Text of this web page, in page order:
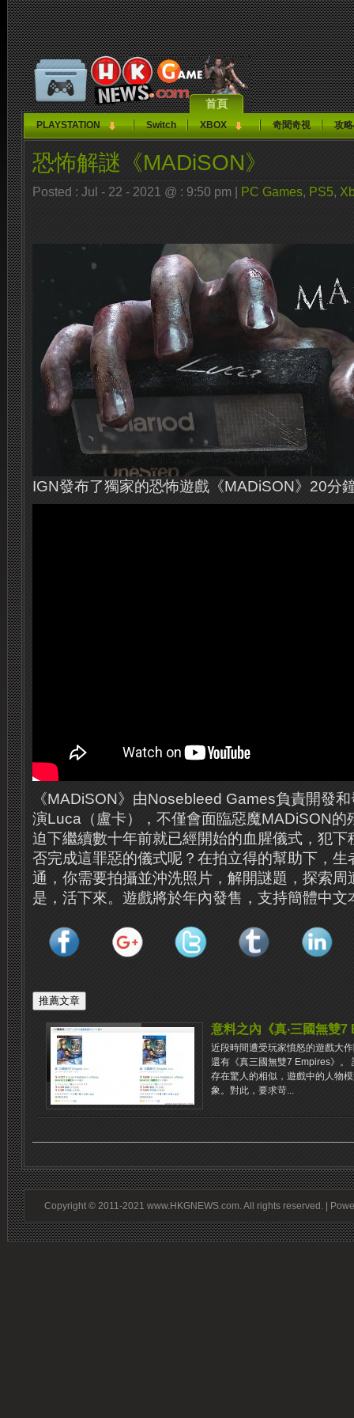
首頁
PLAYSTATION Switch XBOX 奇聞奇視 攻
恐怖解謎《MADiSON》
Posted : Jul - 22 - 2021 @ : 9:50 pm | PC Games, PS5,
IGN發布了獨家的恐怖遊戲《MADiSON》20分
《MADiSON》由Nosebleed Games負責開發
演Luca（盧卡），不僅會面臨惡魔MADiSON的
迫下繼續數十年前就已經開始的血腥儀式，犯下
否完成這罪惡的儀式呢？在拍立得的幫助下，生
通，你需要拍攝並沖洗照片，解開謎題，探索周
是，活下來。遊戲將於年內發售，支持簡體中文
意料之內《真‧三國無雙
近段時間遭受玩家憤怒的遊戲大
還有《真三國無雙7 Empires》。
存在驚人的相似，遊戲中的人物
象。對此，要求苛...
Copyright © 2011-2021 www.HKGNEWS.com. All rights reserved. |